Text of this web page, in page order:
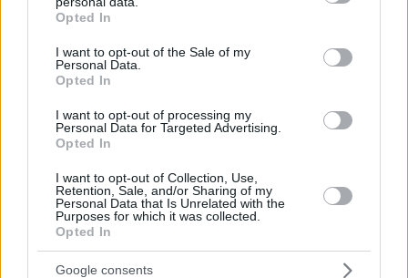
grant or deny consent to Google and its third-party tags to
use your data for below specified purposes in below Google
consent section.
Opted In
I want to opt-out of the Sale of my
Personal Data.
Opted In
I want to opt-out of processing my
Personal Data for Targeted Advertising.
Opted In
I want to opt-out of Collection, Use,
Retention, Sale, and/or Sharing of my
Personal Data that Is Unrelated with the
Purposes for which it was collected.
Opted In
Google consents
ΡΟΗ ΕΙΔΗΣΕΩΝ
Ειδήσεις Δημοφιλή Σχολιασμένα
Συνελήφθη καταζητούμενος με ευρωπαϊκό ένταλμα στο
τελωνείο Μαυροματίου στη Θεσπρωτία
πριν 7 λεπτά
Η Κατερίνα Σακελλαροπούλου στην Επίδαυρο για την
παράσταση Αντιγόνη - Δείτε την εμφάνισή της
πριν 14 λεπτά
ΓΕΕΘΑ: Υπεγράφη το Κοινό Σχέδιο Δράσης Ελλάδας,
Κύπρου, Ιορδανίας για το 2026
πριν 16 λεπτά